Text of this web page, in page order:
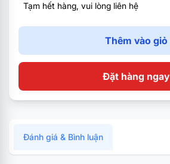
Tạm hết hàng, vui lòng liên hệ
Thêm vào giỏ
Đặt hàng ngay
Đánh giá & Bình luận